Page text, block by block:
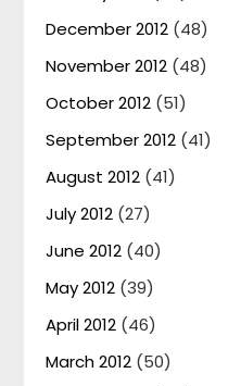
December 2012 (48)
November 2012 (48)
October 2012 (51)
September 2012 (41)
August 2012 (41)
July 2012 (27)
June 2012 (40)
May 2012 (39)
April 2012 (46)
March 2012 (50)